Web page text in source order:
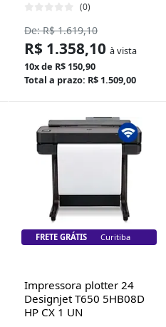
(0)
De: R$ 1.619,10
R$ 1.358,10à vista
10x de R$ 150,90
Total a prazo: R$ 1.509,00
FRETE GRÁTIS Florianópolis
Impressora plotter 24
Designjet T650 5HB08D
HP CX 1 UN